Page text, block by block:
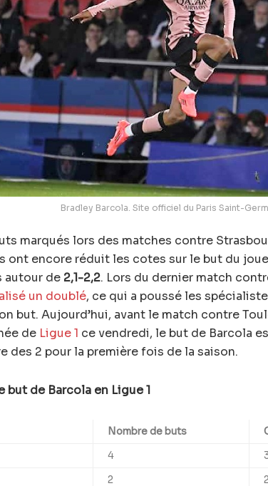
Bradley Barcola. Site officiel du Paris Saint-
marqués lors des matches contre
ont encore réduit les cotes sur le but du
autour de 2,1-2,2. Lors du dernier match
un doublé, ce qui a poussé les
but. Aujourd’hui, avant le match contre
de Ligue 1 ce vendredi, le but de Barcola
des 2 pour la première fois de la saison.
but de Barcola en Ligue 1
Nombre de buts
4
2